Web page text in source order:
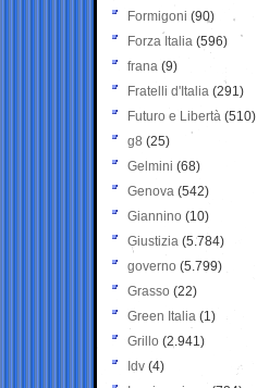
Formigoni (90)
Forza Italia (596)
frana (9)
Fratelli d'Italia (291)
Futuro e Libertà (510)
g8 (25)
Gelmini (68)
Genova (542)
Giannino (10)
Giustizia (5.784)
governo (5.799)
Grasso (22)
Green Italia (1)
Grillo (2.941)
Idv (4)